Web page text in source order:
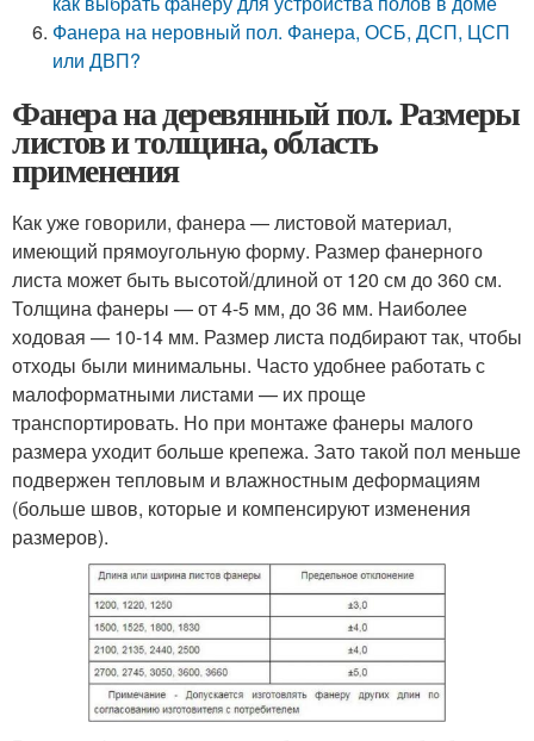
Фанера на неровный пол. Фанера, ОСБ, ДСП, ЦСП
или ДВП?
Фанера на деревянный пол. Размеры
листов и толщина, область
применения
Как уже говорили, фанера — листовой материал,
имеющий прямоугольную форму. Размер фанерного
листа может быть высотой/длиной от 120 см до 360 см.
Толщина фанеры — от 4-5 мм, до 36 мм. Наиболее
ходовая — 10-14 мм. Размер листа подбирают так, чтобы
отходы были минимальны. Часто удобнее работать с
малоформатными листами — их проще
транспортировать. Но при монтаже фанеры малого
размера уходит больше крепежа. Зато такой пол меньше
подвержен тепловым и влажностным деформациям
(больше швов, которые и компенсируют изменения
размеров).